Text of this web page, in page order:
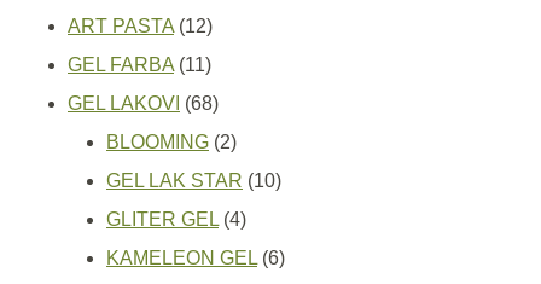
ART PASTA 1212
proizvoda
GEL FARBA 1111
proizvoda
GEL LAKOVI 6868
proizvoda
BLOOMING 22
proizvoda
GEL LAK STAR 1010
GLITER GEL 44
proizvoda
KAMELEON GEL 66